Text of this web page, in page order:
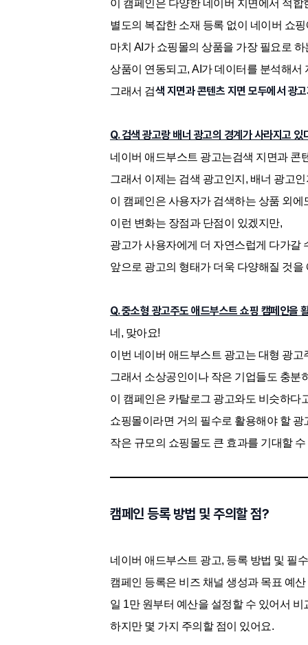
이 캠페인은 다양한 네이버 지면에서 적
별도의 복잡한 소재 등록 없이 네이버 쇼
마치 AI가 쇼핑몰의 상품을 가장 필요로
상품이 연동되고, AI가 데이터를 분석해서
그래서 검색 지면과 콘텐츠 지면 모두에서 광
Q. 검색 광고랑 배너 광고의 경계가 사라지고 있
네이버 애드부스트 광고는검색 지면과 콘
그래서 이제는 검색 광고인지, 배너 광고
이 캠페인은 사용자가 검색하는 상품 외
이런 변화는 장점과 단점이 있겠지만,
광고가 사용자에게 더 자연스럽게 다가갈
앞으로 광고의 형태가 더욱 다양해질 것을
Q. 중소형 광고주도 애드부스트 쇼핑 캠페인을
네, 맞아요!
이번 네이버 애드부스트 광고는 대형 광
그래서 소상공인이나 작은 기업들도 충분
이 캠페인은 카탈로그 광고와도 비슷하다
쇼핑몰이라면 거의 필수로 활용해야 할 광
작은 규모의 쇼핑몰도 큰 효과를 기대할
캠페인 등록 방법 및 주의할 점?
네이버 애드부스트 광고, 등록 방법 및 필
캠페인 등록은 비즈 채널 생성과 목표 예
일 1만 원부터 예산을 설정할 수 있어서
하지만 몇 가지 주의할 점이 있어요.